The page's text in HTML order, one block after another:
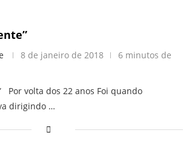
8 de janeiro de 2018
6 minutos de
Por volta dos 22 anos Foi quando
dirigindo …